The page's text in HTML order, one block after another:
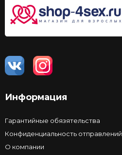
Информация
Гарантийные обязятельства
Конфиденциальность отправлений
О компании